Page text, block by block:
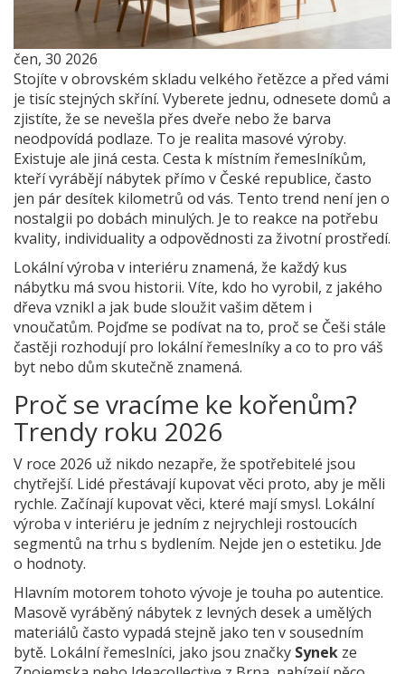
čen, 30 2026
Stojíte v obrovském skladu velkého řetězce a před vámi
je tisíc stejných skříní. Vyberete jednu, odnesete domů a
zjistíte, že se nevešla přes dveře nebo že barva
neodpovídá podlaze. To je realita masové výroby.
Existuje ale jiná cesta. Cesta k místním řemeslníkům,
kteří vyrábějí nábytek přímo v České republice, často
jen pár desítek kilometrů od vás. Tento trend není jen o
nostalgii po dobách minulých. Je to reakce na potřebu
kvality, individuality a odpovědnosti za životní prostředí.
Lokální výroba v interiéru znamená, že každý kus
nábytku má svou historii. Víte, kdo ho vyrobil, z jakého
dřeva vznikl a jak bude sloužit vašim dětem i
vnoučatům. Pojďme se podívat na to, proč se Češi stále
častěji rozhodují pro lokální řemeslníky a co to pro váš
byt nebo dům skutečně znamená.
Proč se vracíme ke kořenům?
Trendy roku 2026
V roce 2026 už nikdo nezapře, že spotřebitelé jsou
chytřejší. Lidé přestávají kupovat věci proto, aby je měli
rychle. Začínají kupovat věci, které mají smysl. Lokální
výroba v interiéru je jedním z nejrychleji rostoucích
segmentů na trhu s bydlením. Nejde jen o estetiku. Jde
o hodnoty.
Hlavním motorem tohoto vývoje je touha po autentice.
Masově vyráběný nábytek z levných desek a umělých
materiálů často vypadá stejně jako ten v sousedním
bytě. Lokální řemeslníci, jako jsou značky Synek ze